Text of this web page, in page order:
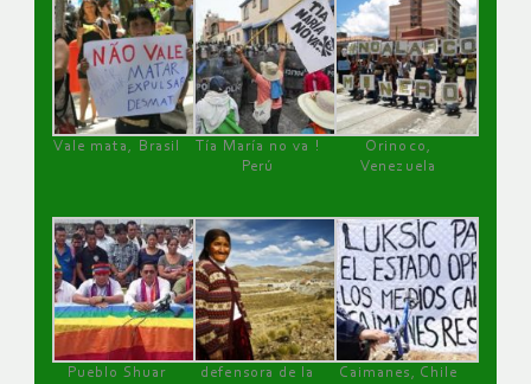
Vale mata, Brasil
Tía María no va !
Perú
Orinoco,
Venezuela
Pueblo Shuar defensora de la Caimanes, Chile